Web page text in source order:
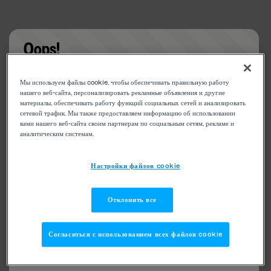
Oops!
Something went wrong. Please try refreshing the
app
Мы используем файлы cookie, чтобы обеспечивать правильную работу
нашего веб-сайта, персонализировать рекламные объявления и другие
материалы, обеспечивать работу функций социальных сетей и анализировать
сетевой трафик. Мы также предоставляем информацию об использовании
вами нашего веб-сайта своим партнерам по социальным сетям, рекламе и
аналитическим системам.
Настройки файлов cookie
Отклонить все
Согласиться с использованием всех файлов cookie